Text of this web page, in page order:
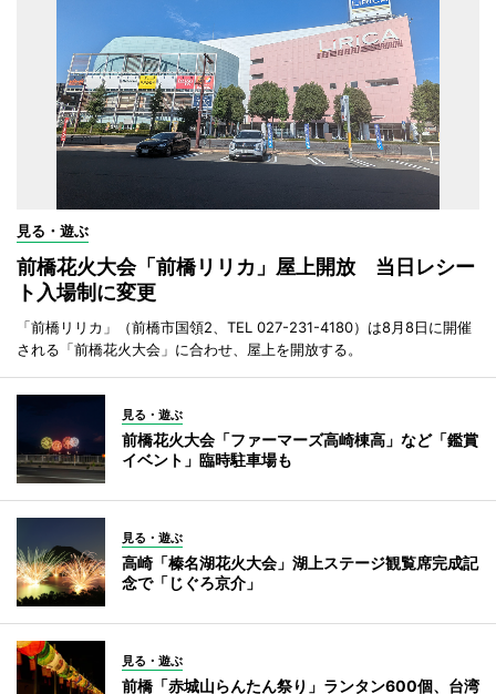
見る・遊ぶ
前橋花火大会「前橋リリカ」屋上開放 当日レシー
ト入場制に変更
「前橋リリカ」（前橋市国領2、TEL 027-231-4180）は8月8日に開催
される「前橋花火大会」に合わせ、屋上を開放する。
見る・遊ぶ
前橋花火大会「ファーマーズ高崎棟高」など「鑑賞
イベント」臨時駐車場も
見る・遊ぶ
高崎「榛名湖花火大会」湖上ステージ観覧席完成記
念で「じぐろ京介」
見る・遊ぶ
前橋「赤城山らんたん祭り」ランタン600個、台湾